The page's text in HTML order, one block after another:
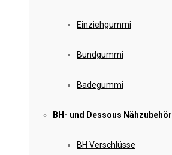
Einziehgummi
Bundgummi
Badegummi
BH- und Dessous Nähzubehör
BH Verschlüsse